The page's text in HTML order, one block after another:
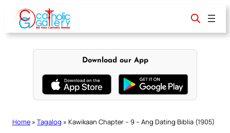
content
Download our App
Home » Tagalog » Kawikaan Chapter – 9 – Ang Dating Biblia (1905)